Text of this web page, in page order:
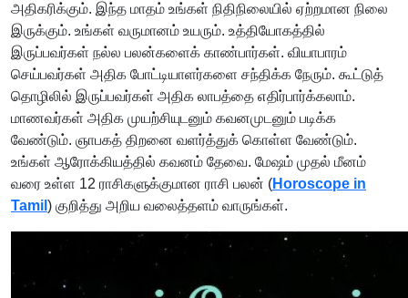
அதிகரிக்கும். இந்த மாதம் உங்கள் நிதிநிலையில் ஏற்றமான நிலை
இருக்கும். உங்கள் வருமானம் உயரும். உத்தியோகத்தில்
இருப்பவர்கள் நல்ல பலன்களைக் காண்பார்கள். வியாபாரம்
செய்பவர்கள் அதிக போட்டியாளர்களை சந்திக்க நேரும். கூட்டுத்
தொழிலில் இருப்பவர்கள் அதிக லாபத்தை எதிர்பார்க்கலாம்.
மாணவர்கள் அதிக முயற்சியுடனும் கவனமுடனும் படிக்க
வேண்டும். ஞாபகத் திறனை வளர்த்துக் கொள்ள வேண்டும்.
உங்கள் ஆரோக்கியத்தில் கவனம் தேவை. மேஷம் முதல் மீனம்
வரை உள்ள 12 ராசிகளுக்குமான ராசி பலன் (Horoscope in
Tamil ) குறித்து அறிய வலைத்தளம் வாருங்கள்.